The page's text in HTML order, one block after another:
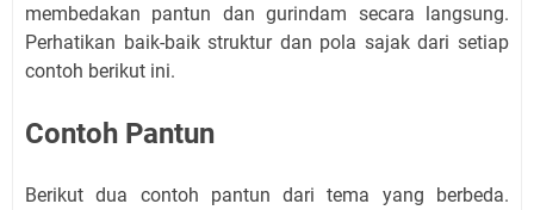
membedakan pantun dan gurindam secara langsung.
Perhatikan baik-baik struktur dan pola sajak dari setiap
contoh berikut ini.
Contoh Pantun
Berikut dua contoh pantun dari tema yang berbeda.